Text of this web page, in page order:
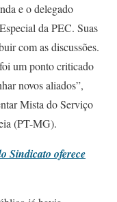
e o delegado
da PEC. Suas
com as discussões.
um ponto criticado
novos aliados”,
Mista do Serviço
(PT-MG).
Sindicato oferece